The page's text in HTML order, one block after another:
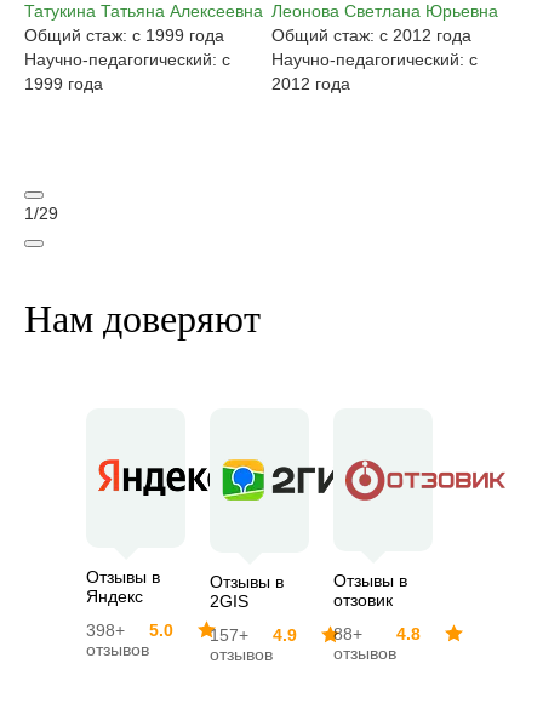
Татукина Татьяна Алексеевна
Общий стаж: с 1999 года
Научно-педагогический: с
1999 года
Леонова Светлана Юрьевна
Общий стаж: с 2012 года
Научно-педагогический: с
2012 года
1/29
Нам доверяют
Отзывы в
Яндекс
398+
отзывов
5.0
Отзывы в
2GIS
157+
отзывов
4.9
Отзывы в
отзовик
88+
отзывов
4.8